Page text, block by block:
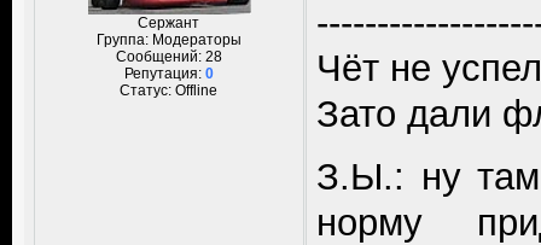
Сержант
Группа: Модераторы
Сообщений: 28
Репутация: 0
Статус:Offline
Чёт не
Зато дали
З.Ы.: ну там
норму